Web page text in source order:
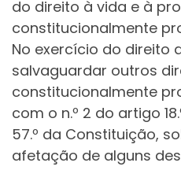
do direito à vida e à
constitucionalmente
No exercício do direito
salvaguardar outros
constitucionalmente
com o n.º 2 do artigo
57.º da Constituição,
afetação de alguns